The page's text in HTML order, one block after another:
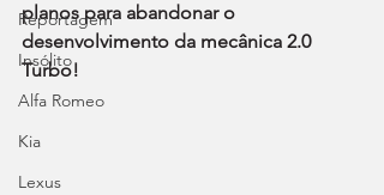
Reportagem
Insólito
Alfa Romeo
Kia
Lexus
planos para abandonar o
desenvolvimento da mecânica 2.0
Turbo!